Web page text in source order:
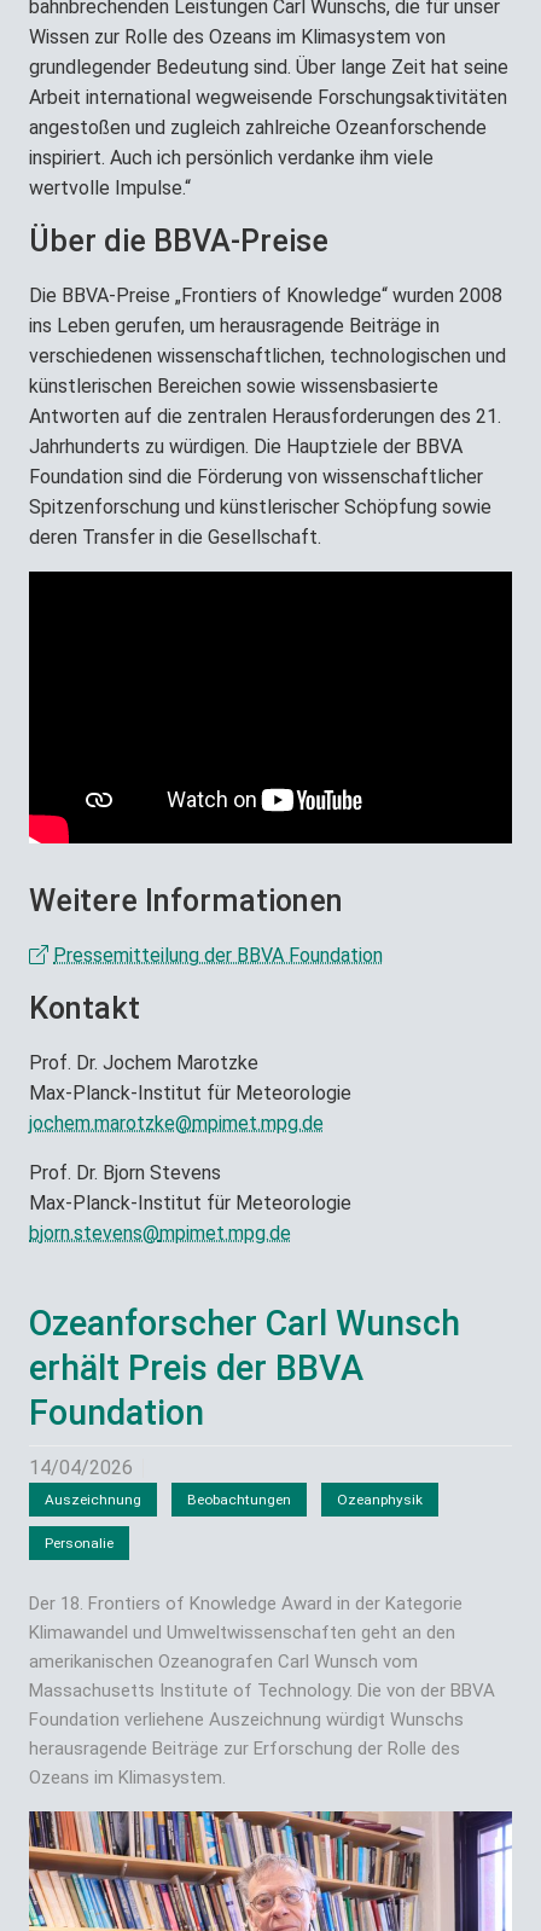
bahnbrechenden Leistungen Carl Wunschs, die für unser
Wissen zur Rolle des Ozeans im Klimasystem von
grundlegender Bedeutung sind. Über lange Zeit hat seine
Arbeit international wegweisende Forschungsaktivitäten
angestoßen und zugleich zahlreiche Ozeanforschende
inspiriert. Auch ich persönlich verdanke ihm viele
wertvolle Impulse.“
Über die BBVA-Preise
Die BBVA-Preise „Frontiers of Knowledge“ wurden 2008
ins Leben gerufen, um herausragende Beiträge in
verschiedenen wissenschaftlichen, technologischen und
künstlerischen Bereichen sowie wissensbasierte
Antworten auf die zentralen Herausforderungen des 21.
Jahrhunderts zu würdigen. Die Hauptziele der BBVA
Foundation sind die Förderung von wissenschaftlicher
Spitzenforschung und künstlerischer Schöpfung sowie
deren Transfer in die Gesellschaft.
Weitere Informationen
Pressemitteilung der BBVA Foundation
Kontakt
Prof. Dr. Jochem Marotzke
Max-Planck-Institut für Meteorologie
jochem.marotzke@mpimet.mpg.de
Prof. Dr. Bjorn Stevens
Max-Planck-Institut für Meteorologie
bjorn.stevens@mpimet.mpg.de
Ozeanforscher Carl Wunsch
erhält Preis der BBVA
Foundation
14/04/2026
Auszeichnung Beobachtungen Ozeanphysik
Personalie
Der 18. Frontiers of Knowledge Award in der Kategorie
Klimawandel und Umweltwissenschaften geht an den
amerikanischen Ozeanografen Carl Wunsch vom
Massachusetts Institute of Technology. Die von der BBVA
Foundation verliehene Auszeichnung würdigt Wunschs
herausragende Beiträge zur Erforschung der Rolle des
Ozeans im Klimasystem.